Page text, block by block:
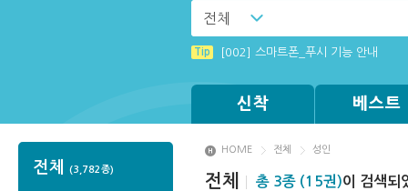
전체
Tip [002] 스마트폰_푸시 기능 안내
신착 베스트
전체 (3,782종)
HOME 전체 성인
전체 총 3종 (15권)이 검색되